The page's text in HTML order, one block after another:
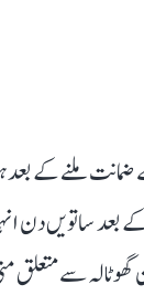
گھوٹالہ سے